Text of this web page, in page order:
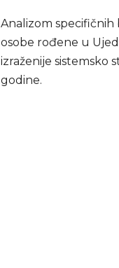
Analizom specifičnih
osobe rođene u
izraženije sistemsko
godine.